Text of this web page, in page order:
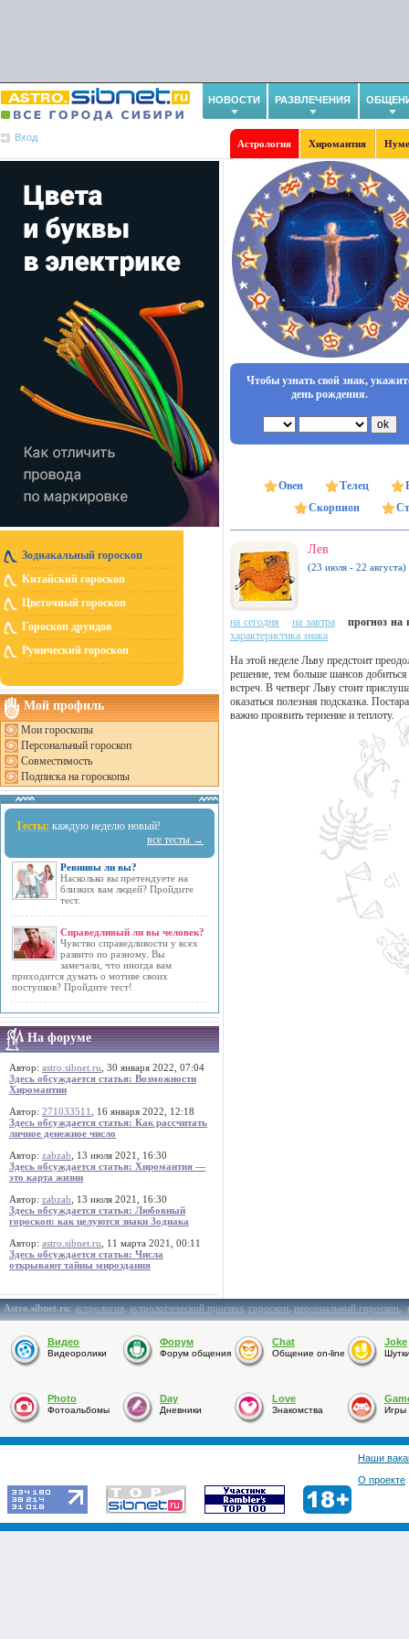
НОВОСТИ РАЗВЛЕЧЕНИЯ
Вход
Астрология Хиромантия
Зодиакальный гороскоп
Китайский гороскоп
Цветочный гороскоп
Гороскоп друидов
Рунический гороскоп
Мой профиль
Мои гороскопы
Персональный гороскоп
Совместимость
Подписка на гороскопы
Тесты: каждую неделю новый!
все тесты →
Ревнивы ли вы?
Насколько вы претендуете на
близких вам людей? Пройдите
тест.
Справедливый ли вы человек?
Чувство справедливости у всех
развито по разному. Вы
замечали, что иногда вам
приходится думать о мотиве своих
поступков? Пройдите тест!
На форуме
Автор: astro.sibnet.ru , 30 января 2022, 07:04
Здесь обсуждается статья: Возможности
Хиромантии
Автор: 271033511
, 16 января 2022, 12:18
Здесь обсуждается статья: Как рассчитать
личное денежное число
Автор: zabzab , 13 июля 2021, 16:30
Здесь обсуждается статья: Хиромантия —
это карта жизни
Автор: zabzab , 13 июля 2021, 16:30
Здесь обсуждается статья: Любовный
гороскоп: как целуются знаки Зодиака
Автор: astro.sibnet.ru , 11 марта 2021, 00:11
Здесь обсуждается статья: Числа
открывают тайны мироздания
Чтобы узнать свой знак,
день рождения.
Овен Телец
Скорпион
Лев
(23 июля - 22 августа)
на сегодня на завтра
прогноз на
характеристика знака
На этой неделе Льву предстоит
решение, тем больше шансов
встреч. В четверг Льву стоит
оказаться полезная подсказка.
важно проявить терпение и теплоту.
Astro.sibnet.ru:астрология,астрологический прогноз,гороскоп,персональный гороскоп,
Видео
Видеоролики
Форум
Форум общения
Chat
Общение on-line
Joke
Photo
Фотоальбомы
Day
Дневники
Love
Знакомства Игры
Наши
О проекте